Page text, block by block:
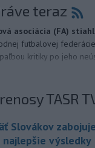
teraz
asociácia (FA)
futbalovej federácie
kritiky po jeho
TASR
Slovákov
najlepšie výsledky